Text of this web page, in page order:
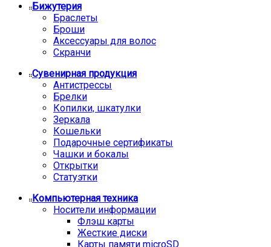
Бижутерия
Браслеты
Броши
Аксессуары для волос
Скранчи
Сувенирная продукция
Антистрессы
Брелки
Копилки, шкатулки
Зеркала
Кошельки
Подарочные сертификаты
Чашки и бокалы
Открытки
Статуэтки
Компьютерная техника
Носители информации
Флэш карты
Жесткие диски
Карты памяти microSD